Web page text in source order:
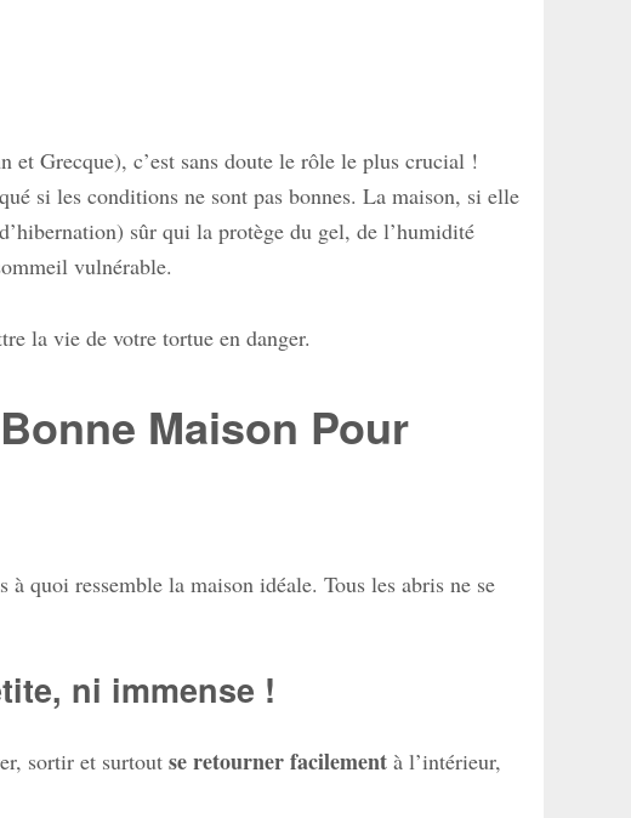
et Grecque), c’est sans doute le rôle le plus crucial !
si les conditions ne sont pas bonnes. La maison, si elle
sûr qui la protège du gel, de l’humidité
vulnérable.
la vie de votre tortue en danger.
Maison Pour
quoi ressemble la maison idéale. Tous les abris ne se
ni immense !
sortir et surtoutse retourner facilement à l’intérieur,